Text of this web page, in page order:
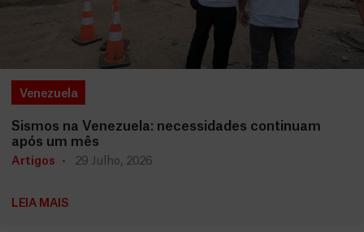
Venezuela
Sismos na Venezuela: necessidades continuam
após um mês
Artigos 29 Julho, 2026
LEIA MAIS